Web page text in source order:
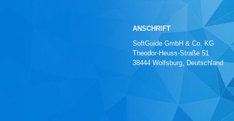
ANSCHRIFT
SoftGuide GmbH & Co. KG
Theodor-Heuss-Straße 51
38444 Wolfsburg, Deutschland